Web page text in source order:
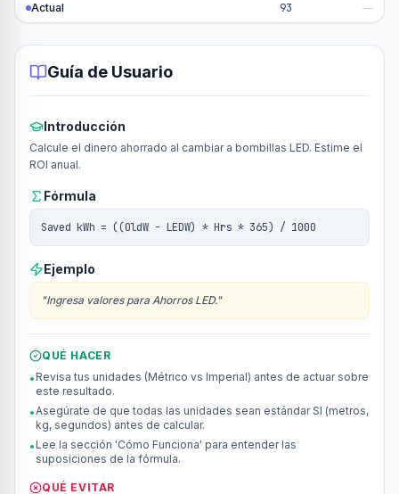
Actual 93 —
Guía de Usuario
Introducción
Calcule el dinero ahorrado al cambiar a bombillas LED. Estime el
ROI anual.
Fórmula
Saved kWh = ((OldW - LEDW) * Hrs * 365) / 1000
Ejemplo
"Ingresa valores para Ahorros LED."
QUÉ HACER
• Revisa tus unidades (Métrico vs Imperial) antes de actuar sobre
este resultado.
•Asegúrate de que todas las unidades sean estándar SI (metros,
kg, segundos) antes de calcular.
• Lee la sección 'Cómo Funciona' para entender las
suposiciones de la fórmula.
QUÉ EVITAR